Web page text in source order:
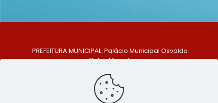
PREFEITURA MUNICIPAL: Palácio Municipal Osvaldo
Celso Maciel
Centro, São Bento do Una - PE. CEP: 553370-128
TELEFONE: (81) 99548-1569
E-MAIL: ouvidoria@saobentodouna.pe.gov.br